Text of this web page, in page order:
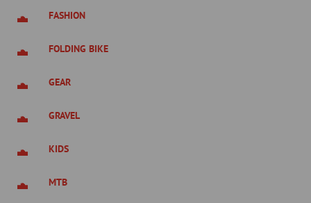
FASHION
FOLDING BIKE
GEAR
GRAVEL
KIDS
MTB